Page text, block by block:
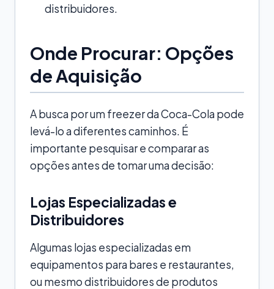
distribuidores.
Onde Procurar: Opções
de Aquisição
A busca por um freezer da Coca-Cola pode
levá-lo a diferentes caminhos. É
importante pesquisar e comparar as
opções antes de tomar uma decisão:
Lojas Especializadas e
Distribuidores
Algumas lojas especializadas em
equipamentos para bares e restaurantes,
ou mesmo distribuidores de produtos